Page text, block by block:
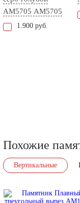
АМ5705 AM5705
1.900 руб.
Похожие
Вертикальные